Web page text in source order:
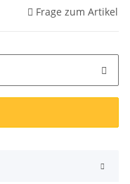
Frage zum Artikel